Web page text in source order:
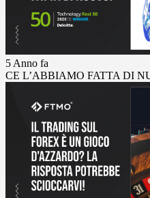
5 Anno fa
CE L’ABBIAMO FATTA DI